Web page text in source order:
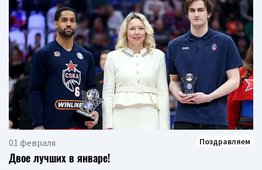
01 февраля Поздравляем
Двое лучших в январе!